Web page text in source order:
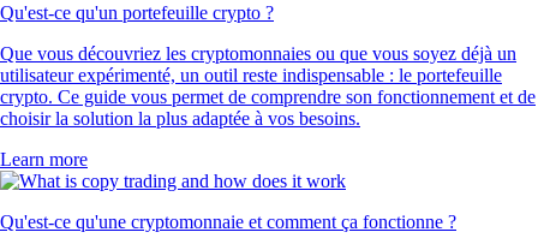
Qu'est-ce qu'un portefeuille crypto ?
Que vous découvriez les cryptomonnaies ou que vous soyez déjà un
utilisateur expérimenté, un outil reste indispensable : le portefeuille
crypto. Ce guide vous permet de comprendre son fonctionnement et de
choisir la solution la plus adaptée à vos besoins.
Learn more
Qu'est-ce qu'une cryptomonnaie et comment ça fonctionne ?